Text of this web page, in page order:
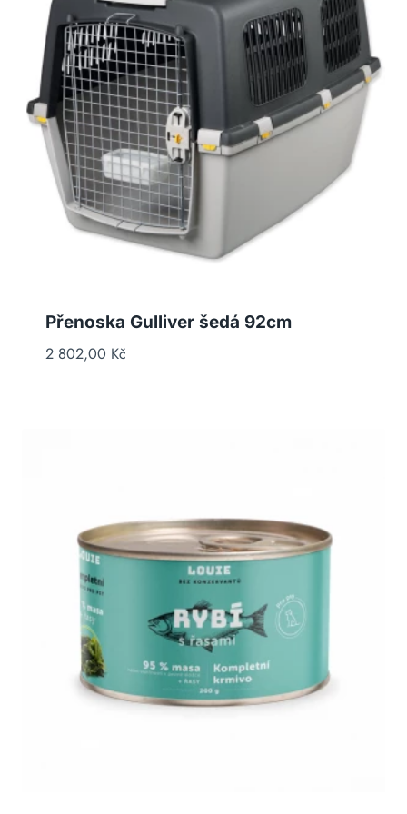
Přenoska Gulliver šedá 92cm
2 802,00 Kč